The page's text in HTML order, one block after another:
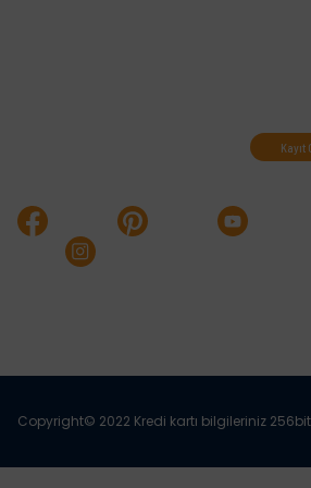
Kayıt
Copyright© 2022 Kredi kartı bilgileriniz